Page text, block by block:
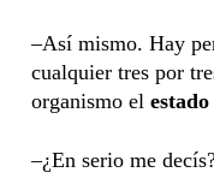
–Así mismo. Hay
cualquier tres por
organismo el
–¿En serio me